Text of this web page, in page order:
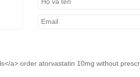
a> order atorvastatin 10mg without